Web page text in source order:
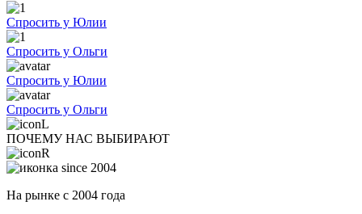
Спросить у Юлии
Спросить у Ольги
Спросить у Юлии
Спросить у Ольги
ПОЧЕМУ НАС ВЫБИРАЮТ
На рынке с 2004 года